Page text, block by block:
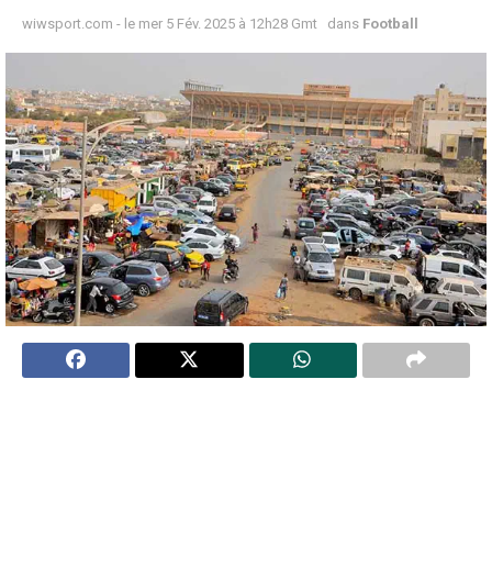
wiwsport.com - le mer 5 Fév. 2025 à 12h28 Gmt dans Football